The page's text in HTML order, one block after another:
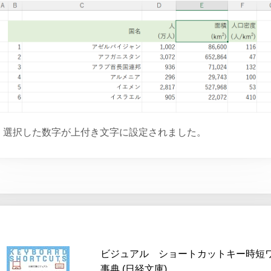
選択した数字が上付き文字に設定されました。
ビジュアル ショートカットキー時短
事典 (日経文庫)